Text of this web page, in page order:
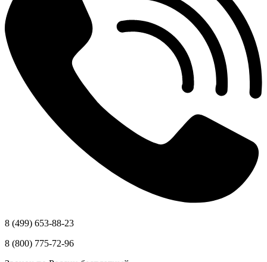
8 (499) 653-88-23
8 (800) 775-72-96